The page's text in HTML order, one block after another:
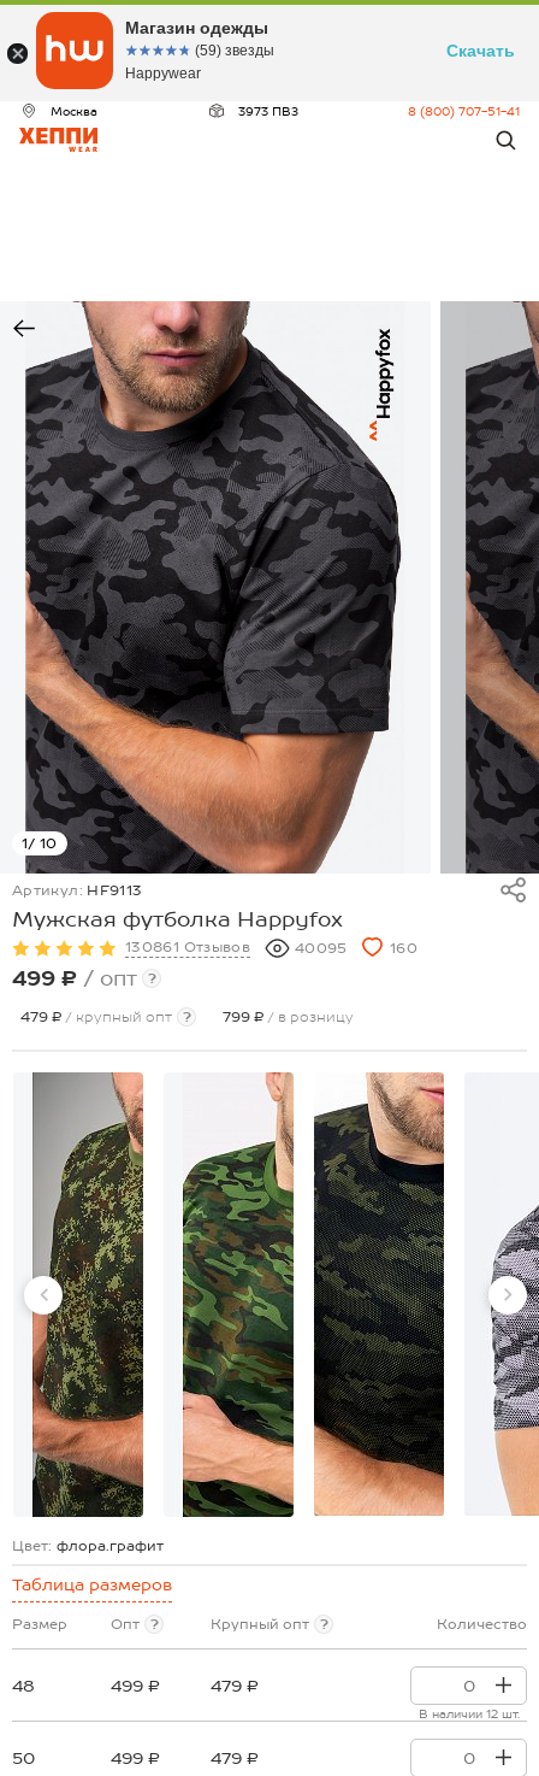
Москва 3973 ПВЗ 8 (800) 707-51-41
1/ 10
Артикул: HF9113
Мужская футболка Happyfox
130861 Отзывов 40095 160
499 ₽ / опт ?
479 ₽ / крупный опт ? 799 ₽ / в розницу
Цвет: флора.графит
Таблица размеров
Размер Опт ? Крупный опт ? Количество
48 499 ₽ 479 ₽
В наличии 12 шт.
50 499 ₽ 479 ₽
Магазин одежды
☆☆☆☆☆
★★★★★ (59) звезды
Happywear
Скачать